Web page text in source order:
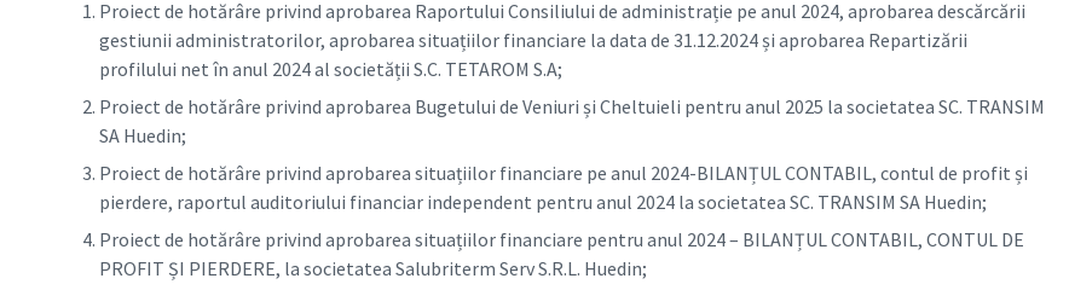
Proiect de hotărâre privind aprobarea Raportului Consiliului de administrație pe anul 2024, aprobarea descărcării
gestiunii administratorilor, aprobarea situațiilor financiare la data de 31.12.2024 și aprobarea Repartizării
profilului net în anul 2024 al societății S.C. TETAROM S.A;
Proiect de hotărâre privind aprobarea Bugetului de Veniuri și Cheltuieli pentru anul 2025 la societatea SC. TRANSIM
SA Huedin;
Proiect de hotărâre privind aprobarea situațiilor financiare pe anul 2024-BILANȚUL CONTABIL, contul de profit și
pierdere, raportul auditoriului financiar independent pentru anul 2024 la societatea SC. TRANSIM SA Huedin;
Proiect de hotărâre privind aprobarea situațiilor financiare pentru anul 2024 – BILANȚUL CONTABIL, CONTUL DE
PROFIT ȘI PIERDERE, la societatea Salubriterm Serv S.R.L. Huedin;